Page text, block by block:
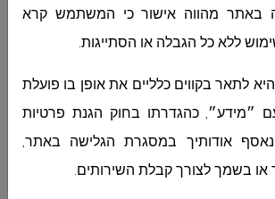
.
בהתאם לחוק הגנת הפרטיות, התשמא-1981, ידוע לי שהמידע
דיר אל אסד נמסר מרצוני, אלא אם צוין
לצורך מתן השירות, טיפול בפנייה, ניהול
ובהתאם להוראות הדין המידע יישמר
בעלת השליטה במאגר, ויכול שיועבר
על פי דין ולספקי שירות הפועלים מטעמה,
המטרות האמורות ידוע לי כי עומדות לי
של מידע אישי אודותיי על פי הקבוע
באתר מהווה אישור כי המשתמש קרא
ללא כל הגבלה או הסתייגות.
לתאר בקווים כלליים את אופן בו פועלת
״מידע״, כהגדרתו בחוק הגנת פרטיות
1981 הנאסף אודותיך במסגרת הגלישה באתר,
או בשמך לצורך קבלת השירותים.